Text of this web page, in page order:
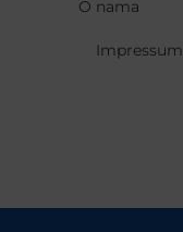
O nama
Impressum